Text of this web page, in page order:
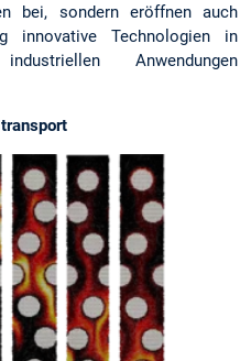
bei, sondern eröffnen auch
innovative Technologien in
Anwendungen